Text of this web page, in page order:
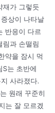
재가 그렇듯
상이 나타날
반응이 다르
림과 손떨림
약을 잠시 먹
S는 초반에
사라졌다.
원래 꾸준히
는 잘 모르겠